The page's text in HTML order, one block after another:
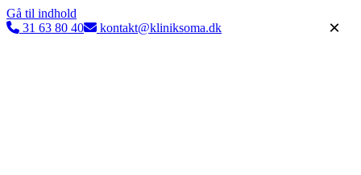
Gå til indhold
31 63 80 40
kontakt@kliniksoma.dk ×